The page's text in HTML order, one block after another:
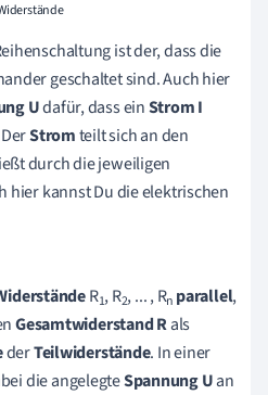
ist der, dass die
geschaltet sind. Auch hier
Udafür, dass einStromI
Stromteilt sich an den
durch die jeweiligen
hier kannst Du die elektrischen
R1, R2, ... , Rn parallel,
GesamtwiderstandRals
derTeilwiderstände. In einer
die angelegteSpannungUan